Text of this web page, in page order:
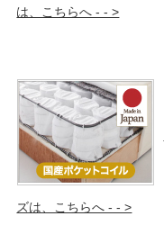
は、こちらへ - - >
ズは、こちらへ - - >